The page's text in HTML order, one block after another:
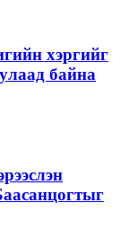
хэргийг
байна